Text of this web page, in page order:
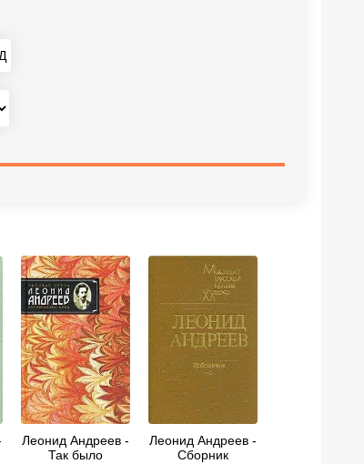
Леонид Андреев -
Так было
Леонид Андреев -
Сборник